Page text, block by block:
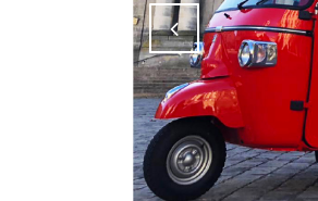
Attiva comando